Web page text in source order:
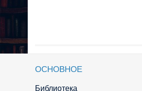
ОСНОВНОЕ
Библиотека